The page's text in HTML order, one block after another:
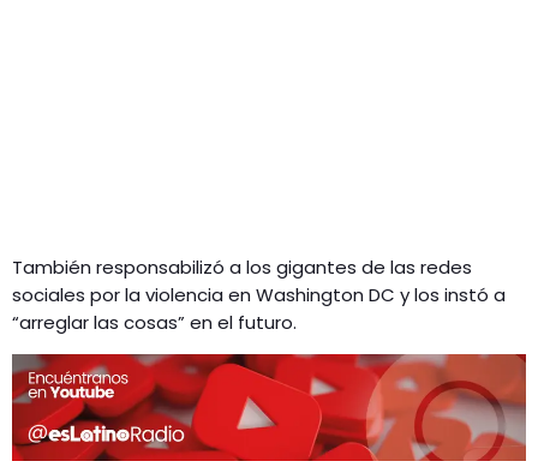
También responsabilizó a los gigantes de las redes
sociales por la violencia en Washington DC y los instó a
“arreglar las cosas” en el futuro.